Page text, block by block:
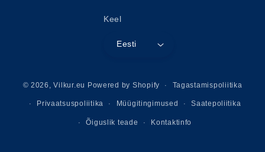
Keel
Eesti
© 2026,Vilkur.eu Powered by Shopify Tagastamispoliitika
Privaatsuspoliitika Müügitingimused Saatepoliitika
Õiguslik teade Kontaktinfo